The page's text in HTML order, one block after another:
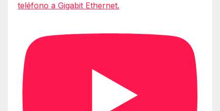
teléfono a Gigabit Ethernet.